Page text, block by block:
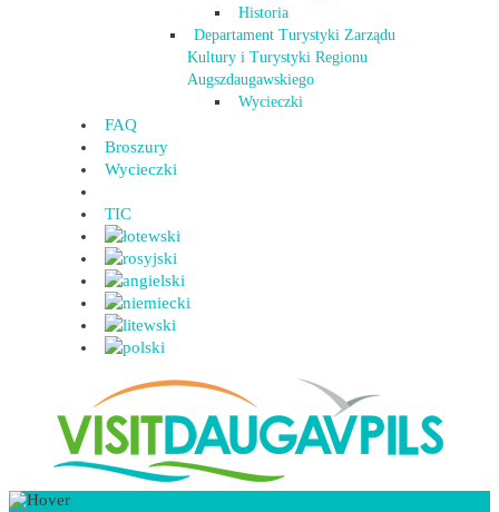
Historia
Departament Turystyki Zarządu
Kultury i Turystyki Regionu
Augszdaugawskiego
Wycieczki
FAQ
Broszury
Wycieczki
TIC